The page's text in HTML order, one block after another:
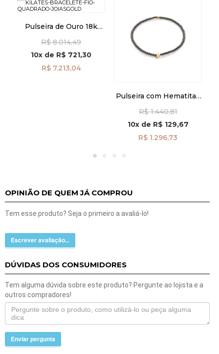
Pulseira de Ouro 18k
pu07357
R$ 8.014,49
10x de R$ 721,30
R$ 7.213,04
Pulseira com Hematitas
pu07904
R$ 1.440,81
10xde R$ 129,67
R$ 1.296,73
OPINIÃO DE QUEM JÁ COMPROU
Tem esse produto? Seja o primeiro a avaliá-lo!
Escrever avaliação...
DÚVIDAS DOS CONSUMIDORES
Tem alguma dúvida sobre este produto? Pergunte ao lojista e a
outros compradores!
Enviar pergunta